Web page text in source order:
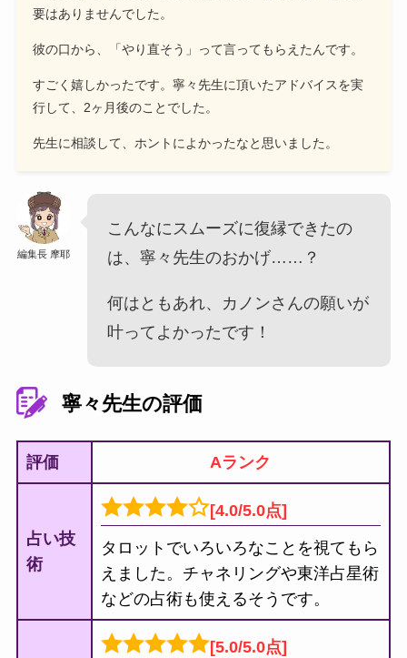
要はありませんでした。
彼の口から、「やり直そう」って言ってもらえたんです。
すごく嬉しかったです。寧々先生に頂いたアドバイスを実
行して、2ヶ月後のことでした。
先生に相談して、ホントによかったなと思いました。
編集長 摩耶
こんなにスムーズに復縁できたの
は、寧々先生のおかげ……？
何はともあれ、カノンさんの願いが
叶ってよかったです！
寧々先生の評価
評価 Aランク
占い技
術
[4.0/5.0点]
タロットでいろいろなことを視てもら
えました。チャネリングや東洋占星術
などの占術も使えるそうです。
[5.0/5.0点]